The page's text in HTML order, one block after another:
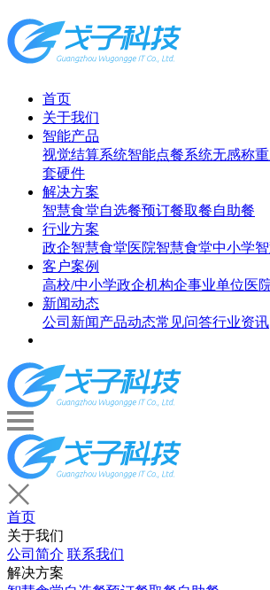
首页
关于我们
智能产品
视觉结算系统智能点餐系统无感称
套硬件
解决方案
智慧食堂自选餐预订餐取餐自助餐
行业方案
政企智慧食堂医院智慧食堂中小学
客户案例
高校/中小学政企机构企事业单位医
新闻动态
公司新闻产品动态常见问答行业资讯
首页
关于我们
公司简介 联系我们
解决方案